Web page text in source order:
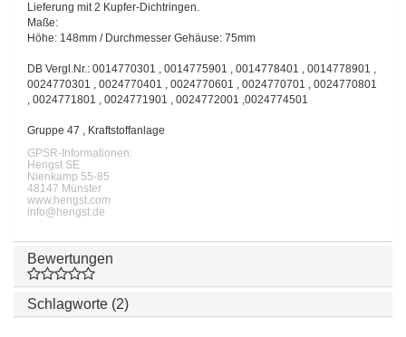
Lieferung mit 2 Kupfer-Dichtringen.
Maße:
Höhe: 148mm / Durchmesser Gehäuse: 75mm
DB Vergl.Nr.: 0014770301 , 0014775901 , 0014778401 , 0014778901 ,
0024770301 , 0024770401 , 0024770601 , 0024770701 , 0024770801
, 0024771801 , 0024771901 , 0024772001 ,0024774501
Gruppe 47 , Kraftstoffanlage
GPSR-Informationen:
Hengst SE
Nienkamp 55-85
48147 Münster
www.hengst.com
info@hengst.de
Bewertungen
Schlagworte (2)